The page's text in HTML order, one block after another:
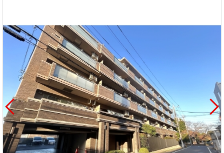
投
資
用
物
件
を
探
す
件を
探す
時手
取り
金額
試算
売却向け
サービス
周辺相場
検索
住まい1プ
ラス（お
役立ちコ
ラム）
図
リリース
会社案内
（電子ブ
ック版）
会員ページ